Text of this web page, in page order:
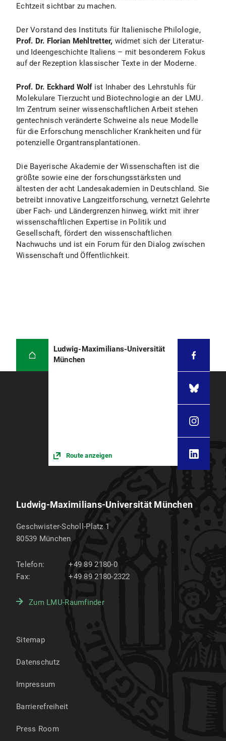
Echtzeit sichtbar zu machen.
Der Vorstand des Instituts für Italienische Philologie,
Prof. Dr. Florian Mehltretter, widmet sich der Literatur-
und Ideengeschichte Italiens – mit besonderem Fokus
auf der Rezeption klassischer Texte in der Moderne.
Prof. Dr. Eckhard Wolf ist Inhaber des Lehrstuhls für
Molekulare Tierzucht und Biotechnologie an der LMU.
Im Zentrum seiner wissenschaftlichen Arbeit stehen
gentechnisch veränderte Schweine als neue Modelle
für die Erforschung menschlicher Krankheiten und für
potenzielle Organtransplantationen.
Die Bayerische Akademie der Wissenschaften ist die
größte sowie eine der forschungsstärksten und
ältesten der acht Landesakademien in Deutschland. Sie
betreibt innovative Langzeitforschung, vernetzt Gelehrte
über Fach- und Ländergrenzen hinweg, wirkt mit ihrer
wissenschaftlichen Expertise in Politik und
Gesellschaft, fördert den wissenschaftlichen
Nachwuchs und ist ein Forum für den Dialog zwischen
Wissenschaft und Öffentlichkeit.
Ludwig-Maximilians-Universität
München
Route anzeigen
Ludwig-Maximilians-Universität München
Geschwister-Scholl-Platz 1
80539 München
Telefon:
+49 89 2180-0
Fax:
+49 89 2180-2322
Zum LMU-Raumfinder
Sitemap
Datenschutz
Impressum
Barrierefreiheit
Press Room